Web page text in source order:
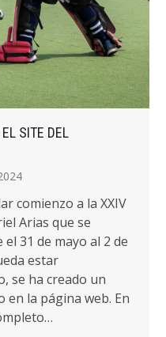
SITE DEL
comienzo a la XXIV
Arias que se
31 de mayo al 2 de
estar
se ha creado un
en la página web. En